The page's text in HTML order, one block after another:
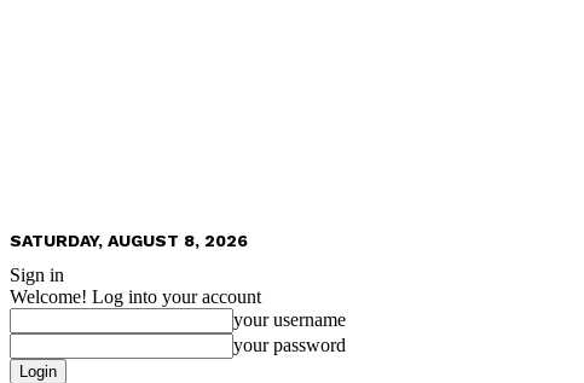
SATURDAY, AUGUST 8, 2026
Sign in
Welcome! Log into your account
your username
your password